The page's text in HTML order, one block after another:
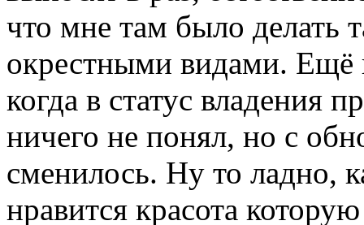
что мне там было делать
окрестными видами. Ещё
когда в статус владения
ничего не понял, но с
сменилось. Ну то ладно,
нравится красота